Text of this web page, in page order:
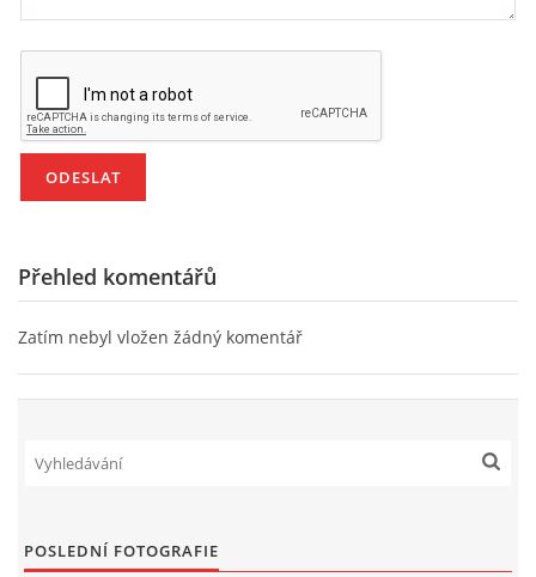
PÍSNĚ K TÉMATU PODZIM
BÁSNĚ K TÉMATU PODZIM
PÍSNĚ K TÉMATU ZIMA
BÁSNĚ K TÉMATU ZIMA
Přehled komentářů
Zatím nebyl vložen žádný komentář
POSLEDNÍ FOTOGRAFIE